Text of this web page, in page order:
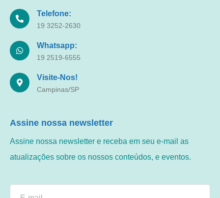
Telefone:
19 3252-2630
Whatsapp:
19 2519-6555
Visite-Nos!
Campinas/SP
Assine nossa newsletter
Assine nossa newsletter e receba em seu e-mail as
atualizações sobre os nossos conteúdos, e eventos.